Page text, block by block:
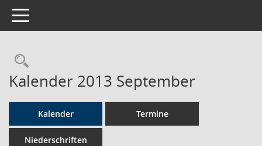
Toggle navigation
Rechercheauswahl
Kalender 2013 September
Kalender Termine
Niederschriften